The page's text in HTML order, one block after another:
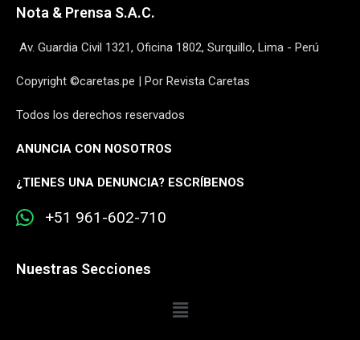
Nota & Prensa S.A.C.
Av. Guardia Civil 1321, Oficina 1802, Surquillo, Lima - Perú
Copyright ©caretas.pe | Por Revista Caretas
Todos los derechos reservados
ANUNCIA CON NOSOTROS
¿TIENES UNA DENUNCIA? ESCRÍBENOS
+51 961-602-710
Nuestras Secciones